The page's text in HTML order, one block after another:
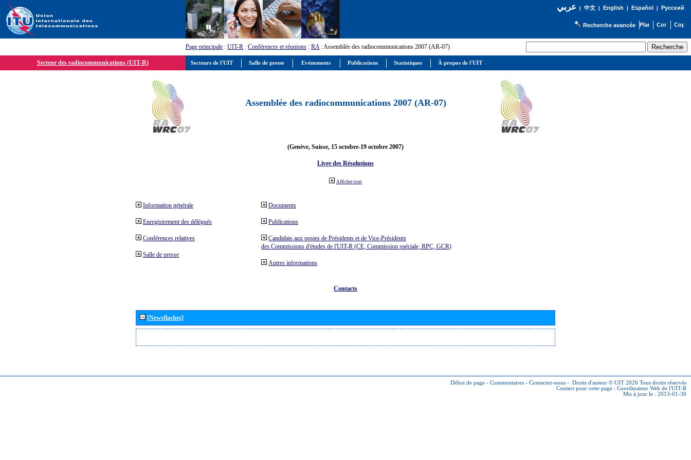
عربي| 中文| English | Español | Русский
Recherche avancée
Page principale : UIT-R : Conférences et réunions : RA: Assemblée des radiocommunications 2007 (AR-07)
Secteur des radiocommunications (UIT-R)
Assemblée des radiocommunications 2007 (AR-07)
(Genève, Suisse, 15 octobre-19 octobre 2007)
Livre des Résolutions
Afficher tout
Information générale
Enregistrement des délégués
Conférences relatives
Salle de presse
Documents
Publications
Candidats aux postes de Présidents et de Vice-Présidents
des Commissions d'études de l'UIT-R (CE, Commission spéciale, RPC, GCR)
Autres informations
Contacts
[Newsflashes]
Début de page - Commentaires - Contactez-nous - Droits d'auteur © UIT 2026 Tous droits réservés
Contact pour cette page : Coordinateur Web de l'UIT-R
Mis à jour le : 2013-01-30
Secteurs de l'UIT Salle de presse Evénements Publications Statistiques À propos de l'UIT